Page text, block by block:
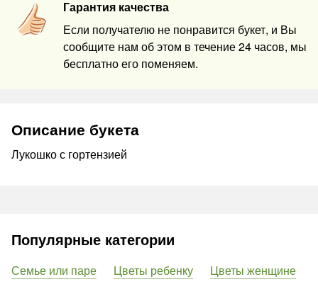
Гарантия качества
Если получателю не понравится букет, и Вы
сообщите нам об этом в течение 24 часов, мы
бесплатно его поменяем.
Описание букета
Лукошко с гортензией
Популярные категории
Семье или паре Цветы ребенку
Цветы женщине